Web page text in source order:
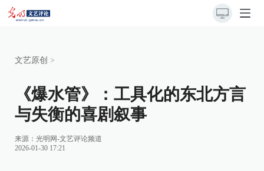
文艺原创 >
《爆水管》：工具化的东北方言
与失衡的喜剧叙事
来源： 光明网-文艺评论频道
2026-01-30 17:21